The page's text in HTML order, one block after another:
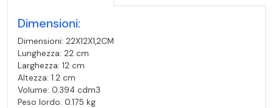
Dimensioni:
Dimensioni: 22X12X1,2CM
Lunghezza: 22 cm
Larghezza: 12 cm
Altezza: 1.2 cm
Volume: 0.394 cdm3
Peso lordo: 0.175 kg